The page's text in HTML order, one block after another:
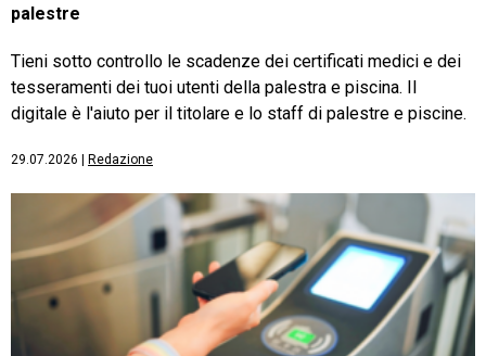
palestre
Tieni sotto controllo le scadenze dei certificati medici e dei
tesseramenti dei tuoi utenti della palestra e piscina. Il
digitale è l'aiuto per il titolare e lo staff di palestre e piscine.
29.07.2026 Redazione